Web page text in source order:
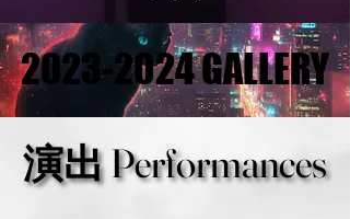
2023-2024 GALLERY
2023-2024 GALLERY
演出 Performances
演出 Performances